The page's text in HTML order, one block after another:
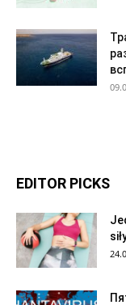
EDITOR PICKS